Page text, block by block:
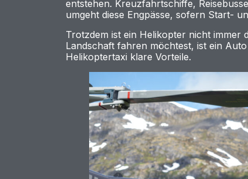
entstehen. Kreuzfahrtschiffe,
umgeht diese Engpässe, sofern Start-
Trotzdem ist ein Helikopter nicht immer
Landschaft fahren möchtest, ist ein
Helikoptertaxi klare Vorteile.